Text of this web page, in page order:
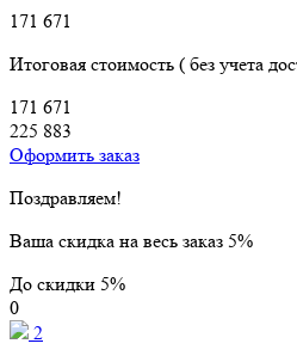
171 671
Итоговая стоимость ( без учета
171 671
225 883
Оформить заказ
Поздравляем!
Ваша скидка на весь заказ 5%
До скидки 5%
0
2